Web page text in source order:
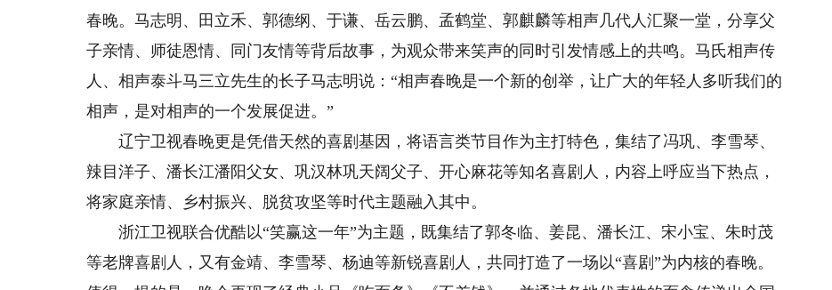
春晚。马志明、田立禾、郭德纲、于谦、岳云鹏、孟鹤堂、郭麒麟等相声几代人汇聚一堂，分享父
子亲情、师徒恩情、同门友情等背后故事，为观众带来笑声的同时引发情感上的共鸣。马氏相声传
人、相声泰斗马三立先生的长子马志明说：“相声春晚是一个新的创举，让广大的年轻人多听我们的
相声，是对相声的一个发展促进。”
辽宁卫视春晚更是凭借天然的喜剧基因，将语言类节目作为主打特色，集结了冯巩、李雪琴、
辣目洋子、潘长江潘阳父女、巩汉林巩天阔父子、开心麻花等知名喜剧人，内容上呼应当下热点，
将家庭亲情、乡村振兴、脱贫攻坚等时代主题融入其中。
浙江卫视联合优酷以“笑赢这一年”为主题，既集结了郭冬临、姜昆、潘长江、宋小宝、朱时茂
等老牌喜剧人，又有金靖、李雪琴、杨迪等新锐喜剧人，共同打造了一场以“喜剧”为内核的春晚。